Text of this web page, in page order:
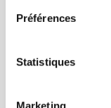
Préférences
Statistiques